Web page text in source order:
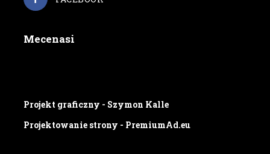
Mecenasi
Projekt graficzny - Szymon Kalle
Projektowanie strony - PremiumAd.eu